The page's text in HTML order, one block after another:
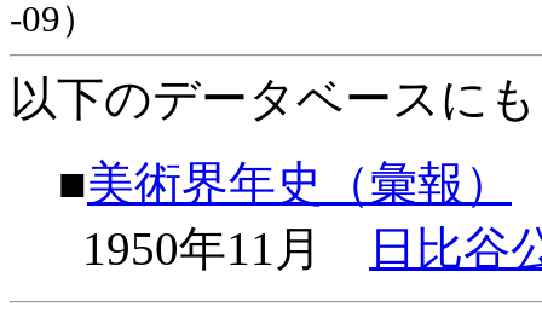
-09）
以下のデータベースに
■美術界年史（彙報）
1950年11月
日比谷